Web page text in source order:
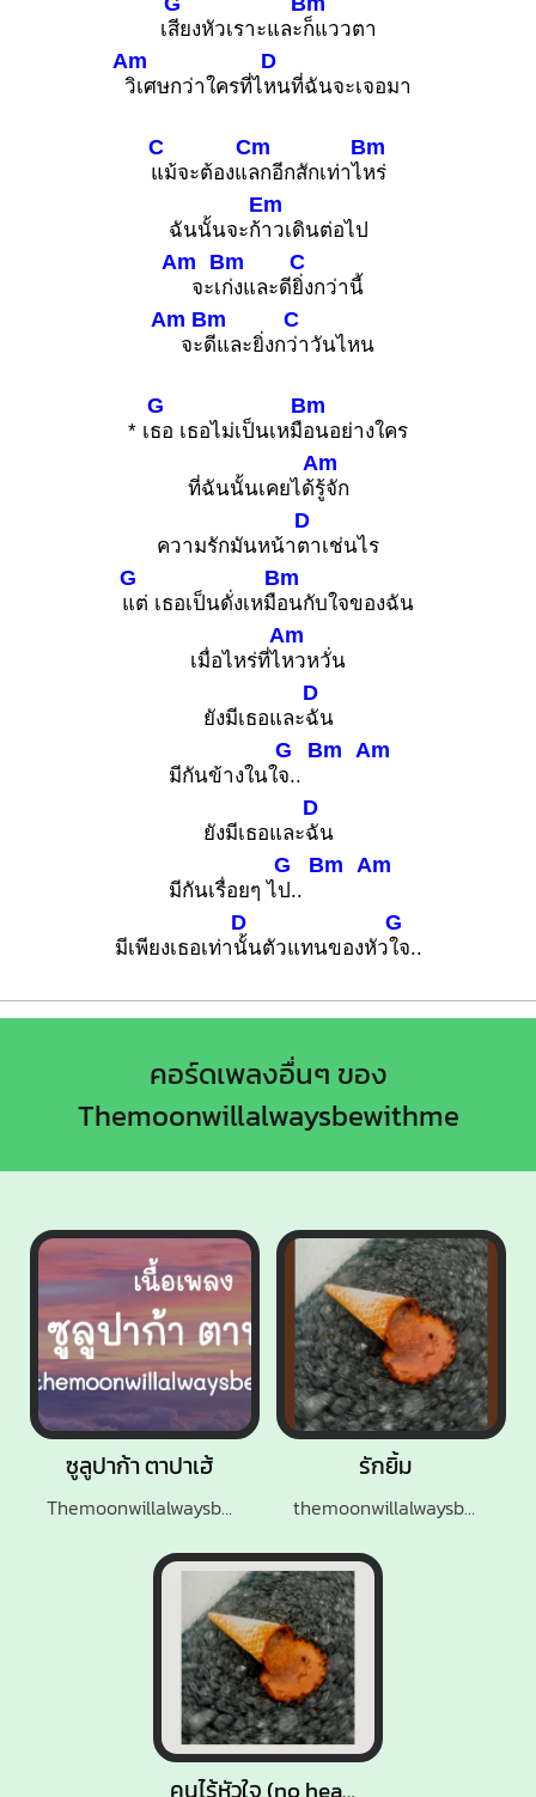
เสียงหัวเราะและก็แววตา
Am
วิเศษกว่าใครที่ไ
D
หนที่ฉันจะเจอมา
C
แม้จะต้องแ
Cm
ลกอีกสักเท่าไ
Bm
หร่
ฉันนั้นจะก้
Em
าวเดินต่อไป
Am
จะเ
Bm
ก่งและดี
C
ยิ่งกว่านี้
Am
จะ
Bm
ดีและยิ่งก
C
ว่าวันไหน
* เ
G
ธอ เธอไม่เป็นเหมื
Bm
อนอย่างใคร
ที่ฉันนั้นเคยได้
Am
รู้จัก
ความรักมันหน้า
D
ตาเช่นไร
G
แต่ เธอเป็นดั่งเหมื
Bm
อนกับใจของฉัน
เมื่อไหร่ที่ไ
Am
หวหวั่น
ยังมีเธอและ
D
ฉัน
มีกันข้างในใ
G
จ..
Bm Am
ยังมีเธอและ
D
ฉัน
มีกันเรื่อยๆ ไ
G
ป..
Bm Am
มีเพียงเธอเท่า
D
นั้นตัวแทนของหัว
G
ใจ..
คอร์ดเพลงอื่นๆ ของ
Themoonwillalwaysbewithme
ซูลูปาก้า ตาปาเฮ้
Themoonwillalwaysbewithme
คนไร้หัวใจ (no heart)
รักยิ้ม
themoonwillalwaysbewithme